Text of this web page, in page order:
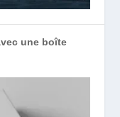
une boîte